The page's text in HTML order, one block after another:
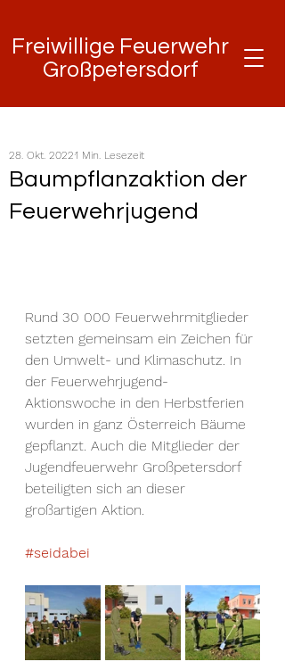
Freiwillige Feuerwehr
Großpetersdorf
Freiwillige Feuerwehr
Großpetersdorf
Baumpflanzaktion der
Feuerwehrjugend
28. Okt. 20221 Min. Lesezeit
Rund 30 000 Feuerwehrmitglieder
setzten gemeinsam ein Zeichen für
den Umwelt- und Klimaschutz. In
der Feuerwehrjugend-
Aktionswoche in den Herbstferien
wurden in ganz Österreich Bäume
gepflanzt. Auch die Mitglieder der
Jugendfeuerwehr Großpetersdorf
beteiligten sich an dieser
großartigen Aktion.
#seidabei